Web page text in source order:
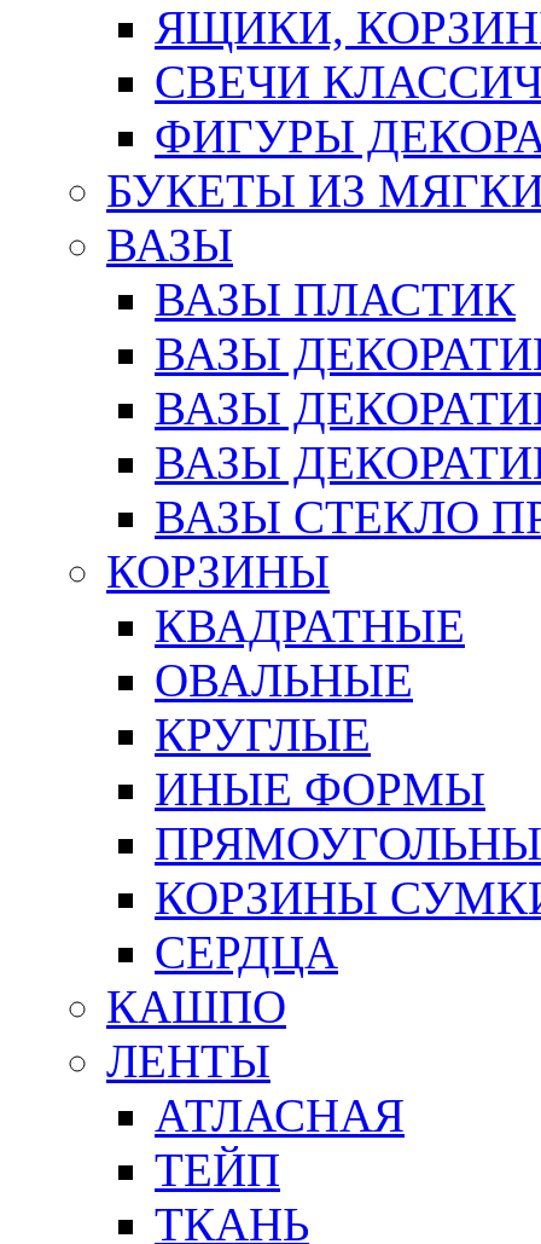
ЯЩИКИ,
СВЕЧИ
ФИГУРЫ
БУКЕТЫ ИЗ
ВАЗЫ
ВАЗЫ ПЛАСТИК
ВАЗЫ
ВАЗЫ
ВАЗЫ
ВАЗЫ СТЕКЛО
КОРЗИНЫ
КВАДРАТНЫЕ
ОВАЛЬНЫЕ
КРУГЛЫЕ
ИНЫЕ ФОРМЫ
КОРЗИНЫ
СЕРДЦА
КАШПО
ЛЕНТЫ
АТЛАСНАЯ
ТЕЙП
ТКАНЬ